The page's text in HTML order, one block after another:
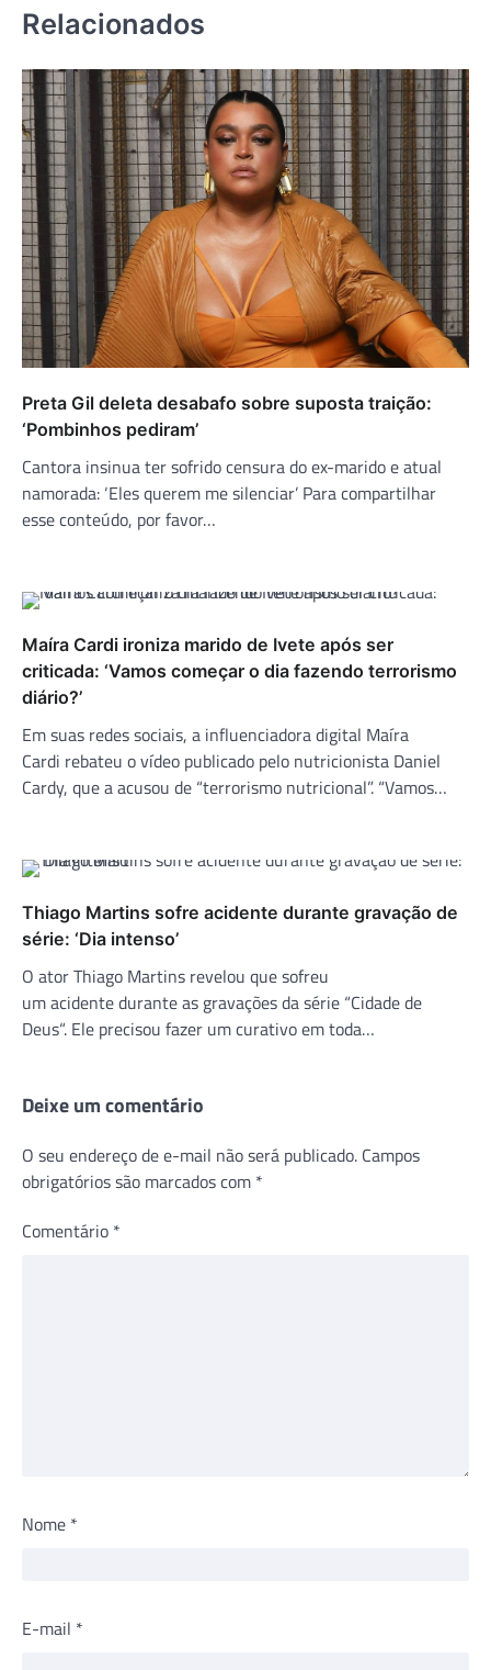
Relacionados
Preta Gil deleta desabafo sobre suposta traição:
‘Pombinhos pediram’
Cantora insinua ter sofrido censura do ex-marido e atual
namorada: ‘Eles querem me silenciar’ Para compartilhar
esse conteúdo, por favor…
Maíra Cardi ironiza marido de Ivete após ser
criticada: ‘Vamos começar o dia fazendo terrorismo
diário?’
Em suas redes sociais, a influenciadora digital Maíra
Cardi rebateu o vídeo publicado pelo nutricionista Daniel
Cardy, que a acusou de “terrorismo nutricional”. “Vamos…
Thiago Martins sofre acidente durante gravação de
série: ‘Dia intenso’
O ator Thiago Martins revelou que sofreu
um acidente durante as gravações da série “Cidade de
Deus“. Ele precisou fazer um curativo em toda…
Deixe um comentário
O seu endereço de e-mail não será publicado. Campos
obrigatórios são marcados com *
Comentário *
Nome *
E-mail *